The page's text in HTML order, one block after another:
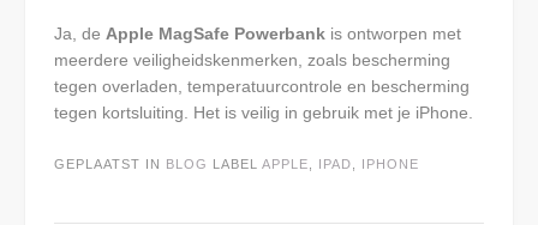
Ja, de Apple MagSafe Powerbank is ontworpen met
meerdere veiligheidskenmerken, zoals bescherming
tegen overladen, temperatuurcontrole en bescherming
tegen kortsluiting. Het is veilig in gebruik met je iPhone.
GEPLAATST IN BLOG LABEL APPLE IPAD IPHONE